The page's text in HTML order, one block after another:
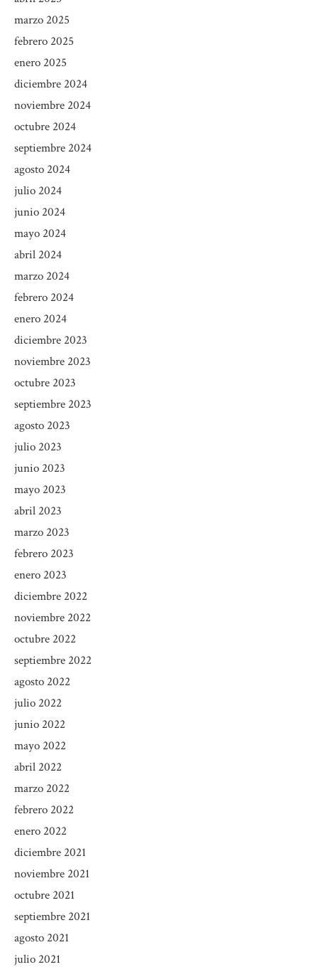
marzo 2025
febrero 2025
enero 2025
diciembre 2024
noviembre 2024
octubre 2024
septiembre 2024
agosto 2024
julio 2024
junio 2024
mayo 2024
abril 2024
marzo 2024
febrero 2024
enero 2024
diciembre 2023
noviembre 2023
octubre 2023
septiembre 2023
agosto 2023
julio 2023
junio 2023
mayo 2023
abril 2023
marzo 2023
febrero 2023
enero 2023
diciembre 2022
noviembre 2022
octubre 2022
septiembre 2022
agosto 2022
julio 2022
junio 2022
mayo 2022
abril 2022
marzo 2022
febrero 2022
enero 2022
diciembre 2021
noviembre 2021
octubre 2021
septiembre 2021
agosto 2021
julio 2021